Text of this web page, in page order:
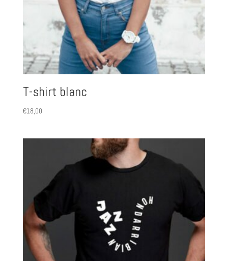
T-shirt blanc
€18,00